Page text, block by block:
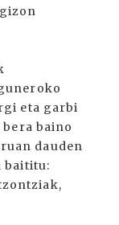
eta garbi
baino
dauden
baititu: